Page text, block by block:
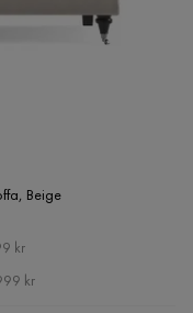
Beige
kr
kr